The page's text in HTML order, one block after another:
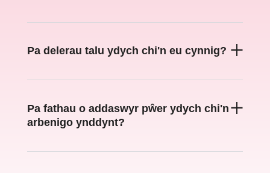
Pa delerau talu ydych chi'n eu cynnig?
Pa fathau o addaswyr pŵer ydych chi'n
arbenigo ynddynt?